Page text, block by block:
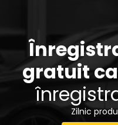
gratuit
Zilnic